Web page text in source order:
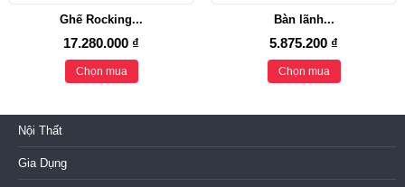
Ghế Rocking...
17.280.000 ₫
Chọn mua
Bàn lãnh...
5.875.200 ₫
Chọn mua
Nội Thất
Gia Dụng